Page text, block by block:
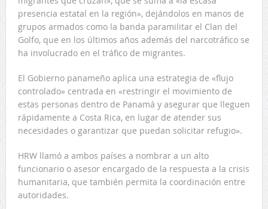
presencia estatal en la región», dejándolos en manos de
grupos armados como la banda paramilitar el Clan del
Golfo, que en los últimos años además del narcotráfico se
ha involucrado en el tráfico de migrantes.
El Gobierno panameño aplica una estrategia de «flujo
controlado» centrada en «restringir el movimiento de
estas personas dentro de Panamá y asegurar que lleguen
rápidamente a Costa Rica, en lugar de atender sus
necesidades o garantizar que puedan solicitar refugio».
HRW llamó a ambos países a nombrar a un alto
funcionario o asesor encargado de la respuesta a la crisis
humanitaria, que también permita la coordinación entre
autoridades.